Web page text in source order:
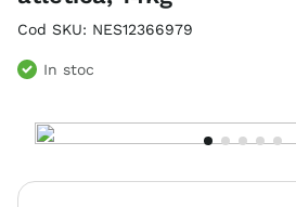
4. recompense
6.
hrana uscata câini
7. hypoallergenic
Cod SKU: NES12366979
In stoc